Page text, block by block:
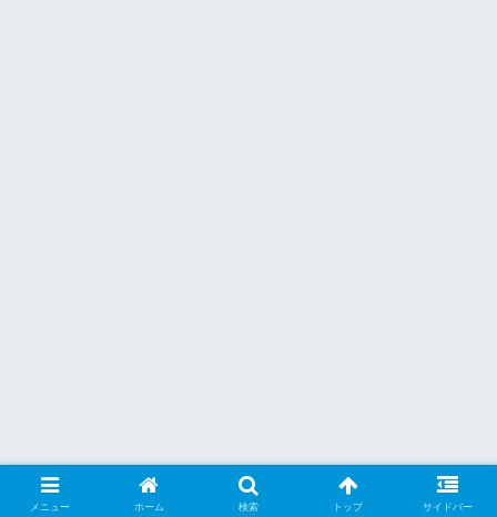
メニュー ホーム 検索 トップ サイドバー